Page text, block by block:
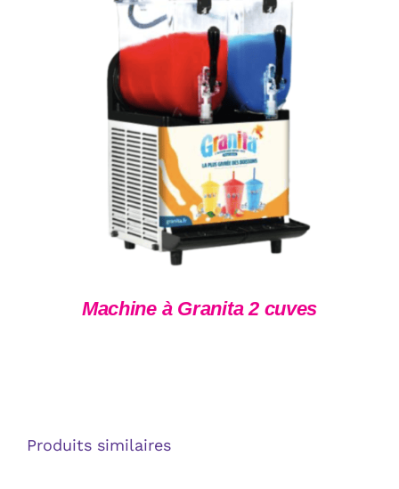
DÉTAILS
Machine à Granita 2 cuves
Produits similaires